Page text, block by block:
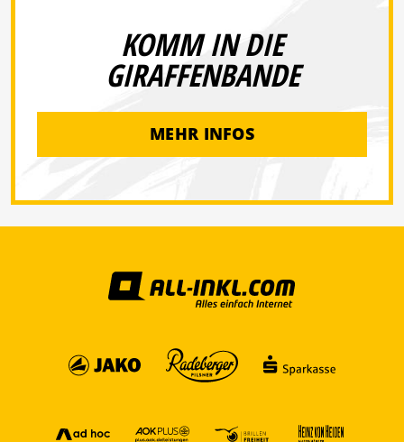
KOMM IN DIE
GIRAFFENBANDE
MEHR INFOS